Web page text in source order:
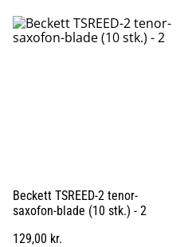
Beckett TSREED-2 tenor-
saxofon-blade (10 stk.) - 2
129,00 kr.